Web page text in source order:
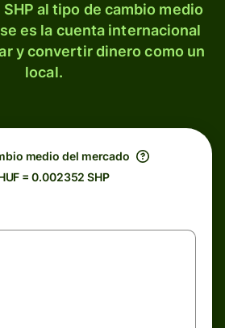
al tipo de cambio medio
es la cuenta internacional
y convertir dinero como un
local.
medio del mercado
= 0.002352 SHP